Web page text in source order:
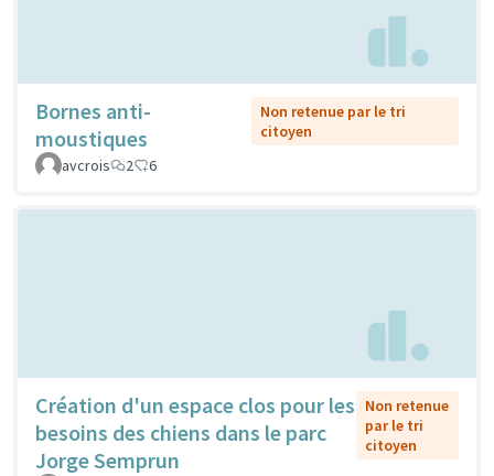
Bornes anti-
moustiques
Non retenue par le tri
citoyen
avcrois
2 6
Création d'un espace clos pour les
besoins des chiens dans le parc
Jorge Semprun
Non retenue
par le tri
citoyen